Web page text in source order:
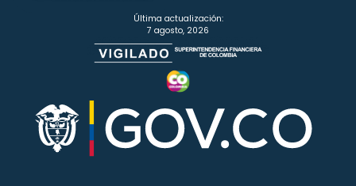
Última actualización:
7 agosto, 2026